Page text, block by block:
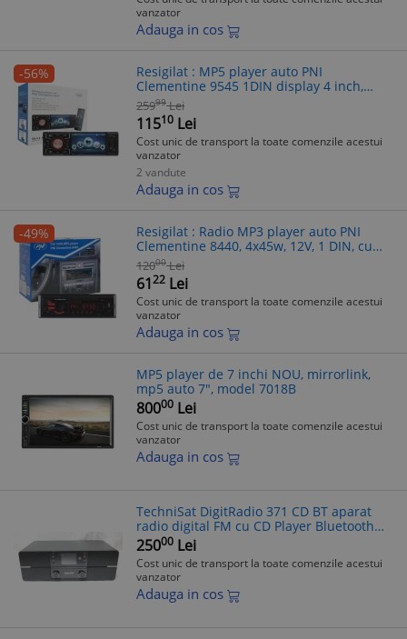
vanzator
Adauga in cos
-56%
Resigilat : MP5 player auto PNI
Clementine 9545 1DIN display 4 inch,
50Wx4, Blueto
25999 Lei
11510 Lei
Cost unic de transport la toate comenzile acestui
vanzator
2 vandute
Adauga in cos
-49%
Resigilat : Radio MP3 player auto PNI
Clementine 8440, 4x45w, 12V, 1 DIN, cu
SD, U
12000 Lei
6122 Lei
Cost unic de transport la toate comenzile acestui
vanzator
Adauga in cos
MP5 player de 7 inchi NOU, mirrorlink,
mp5 auto 7", model 7018B
80000 Lei
Cost unic de transport la toate comenzile acestui
vanzator
Adauga in cos
TechniSat DigitRadio 371 CD BT aparat
radio digital FM cu CD Player Bluetooth
USB DAB+
25000 Lei
Cost unic de transport la toate comenzile acestui
vanzator
Adauga in cos